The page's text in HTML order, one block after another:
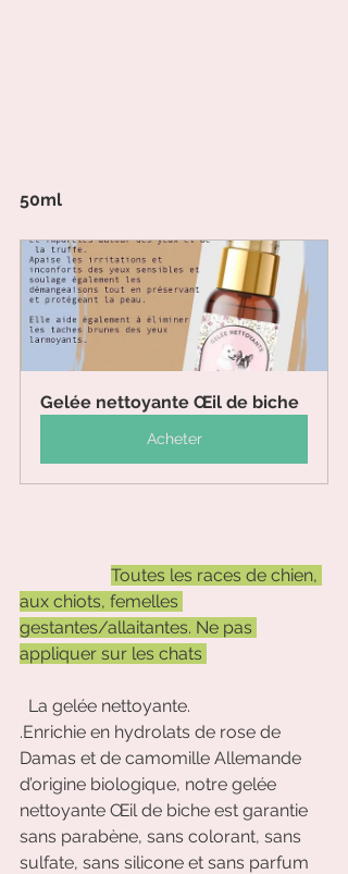
50ml
Gelée nettoyante Œil de biche
Acheter
Toutes les races de chien,
aux chiots, femelles
gestantes/allaitantes. Ne pas
appliquer sur les chats
  La gelée nettoyante.
.Enrichie en hydrolats de rose de
Damas et de camomille Allemande
d’origine biologique, notre gelée
nettoyante Œil de biche est garantie
sans parabène, sans colorant, sans
sulfate, sans silicone et sans parfum